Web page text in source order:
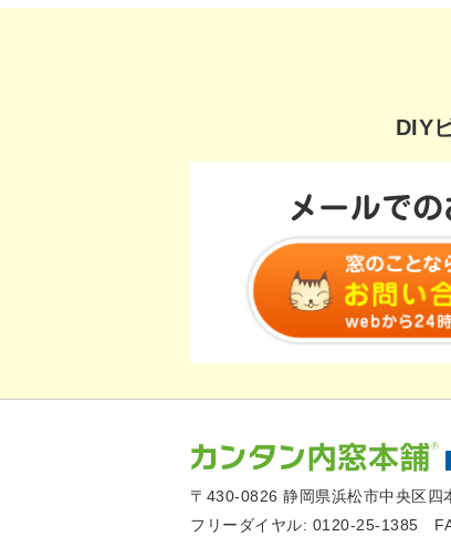
DIY
〒430-0826 静岡県浜松市中央区四
フリーダイヤル: 0120-25-1385